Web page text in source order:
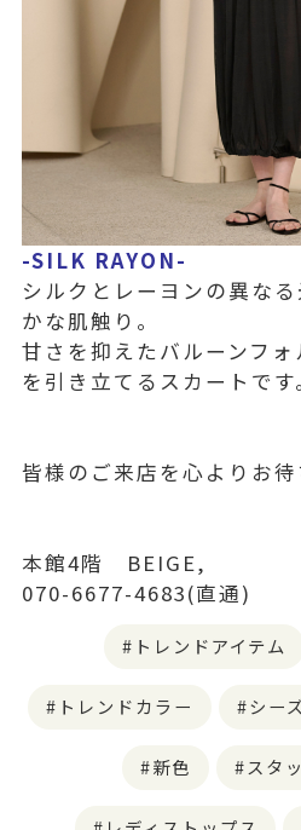
-SILK RAYON-
シルクとレーヨンの異な
かな肌触り。
甘さを抑えたバルーンフ
を引き立てるスカートです
皆様のご来店を心よりお待
本館4階 BEIGE,
070-6677-4683(直通)
トレンドアイテム
トレンドカラー シー
新色 スタ